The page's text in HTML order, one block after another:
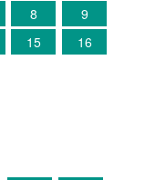
8
9
15 16